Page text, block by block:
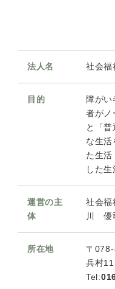
法人名 社会福
目的
障が
者がノ
と「
な生活
た生
した
運営の主
体
社会
川 優
所在地
〒
兵村
Tel: